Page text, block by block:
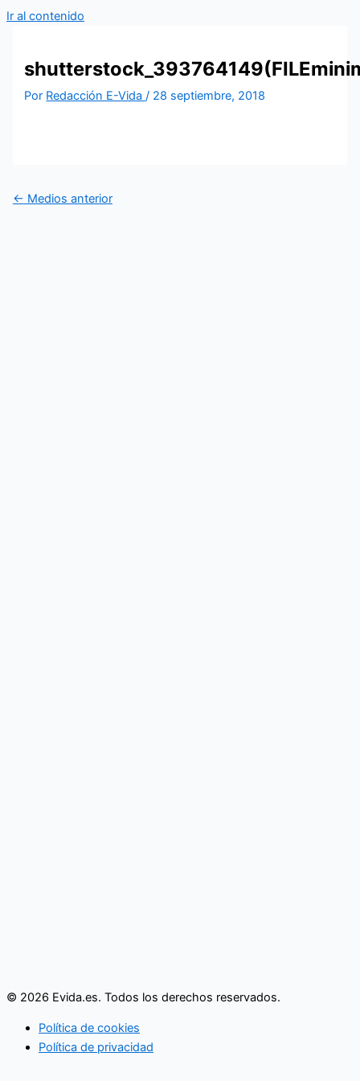
Ir al contenido
Por Redacción E-Vida/ 28 septiembre, 2018
← Medios anterior
© 2026 Evida.es. Todos los derechos reservados.
Política de cookies
Política de privacidad